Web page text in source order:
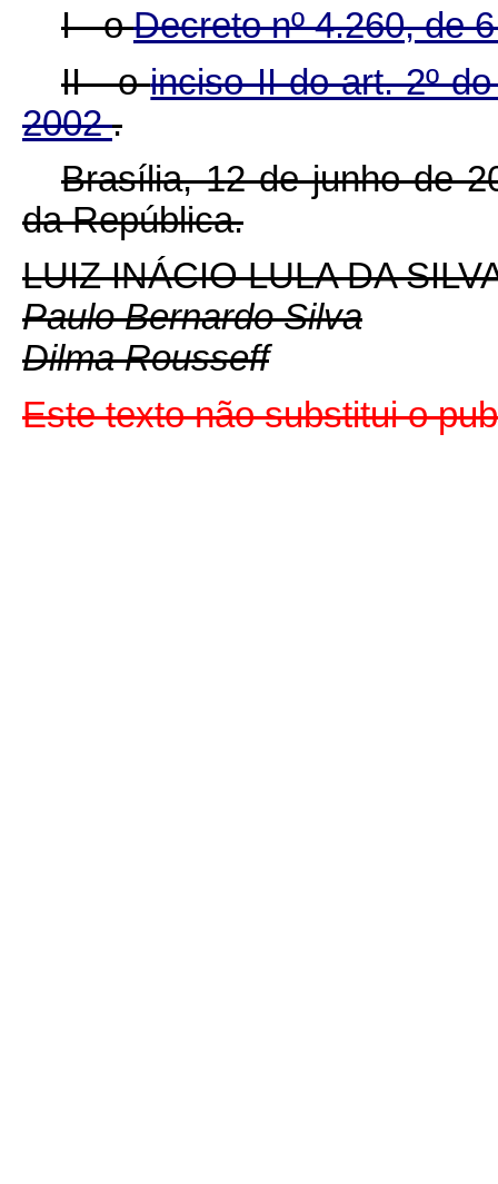
I - oDecreto nº 4.260, de
II - oinciso II do art. 2º
2002.
Brasília, 12 de junho de
da República.
LUIZ INÁCIO LULA DA
Paulo Bernardo Silva
Dilma Rousseff
Estetexto não substitui o